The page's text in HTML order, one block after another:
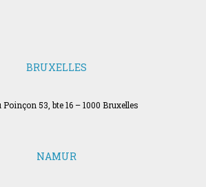
BRUXELLES
Poinçon 53, bte 16 – 1000 Bruxelles
NAMUR